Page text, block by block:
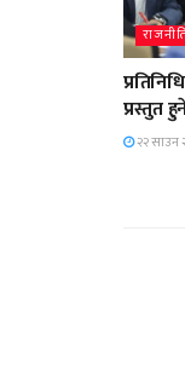
प्रस्तुत
२२ साउन